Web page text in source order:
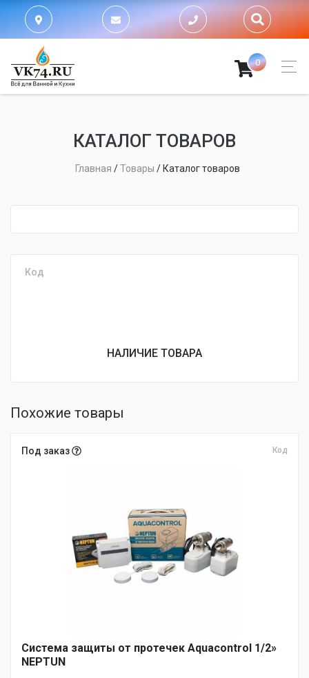
0
КАТАЛОГ ТОВАРОВ
Главная /Товары / Каталог товаров
Код
НАЛИЧИЕ ТОВАРА
Похожие товары
Под заказ Код
Система защиты от протечек Aquacontrol 1/2»
NEPTUN